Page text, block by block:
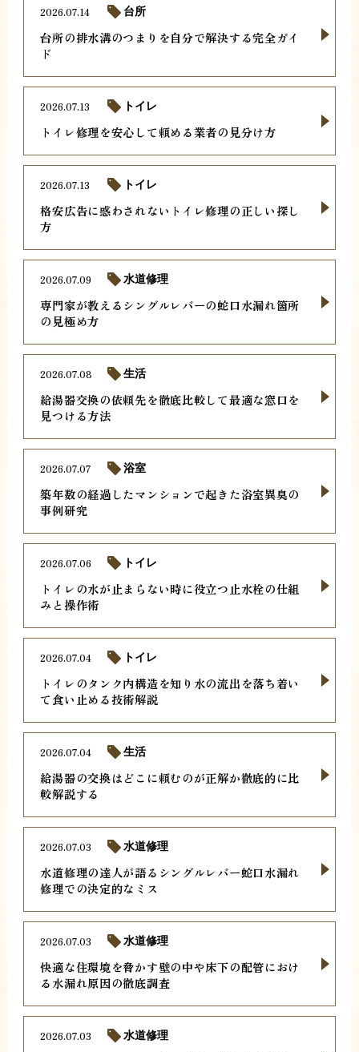
台所の排水溝のつまりを自分で解決する完全ガイ
ド
2026.07.14 台所
トイレ修理を安心して頼める業者の見分け方
2026.07.13 トイレ
格安広告に惑わされないトイレ修理の正しい探し
方
2026.07.13 トイレ
専門家が教えるシングルレバーの蛇口水漏れ箇所
の見極め方
2026.07.09 水道修理
給湯器交換の依頼先を徹底比較して最適な窓口を
見つける方法
2026.07.08 生活
築年数の経過したマンションで起きた浴室異臭の
事例研究
2026.07.07 浴室
トイレの水が止まらない時に役立つ止水栓の仕組
みと操作術
2026.07.06 トイレ
トイレのタンク内構造を知り水の流出を落ち着い
て食い止める技術解説
2026.07.04 トイレ
給湯器の交換はどこに頼むのが正解か徹底的に比
較解説する
2026.07.04 生活
水道修理の達人が語るシングルレバー蛇口水漏れ
修理での決定的なミス
2026.07.03 水道修理
快適な住環境を脅かす壁の中や床下の配管におけ
る水漏れ原因の徹底調査
2026.07.03 水道修理
2026.07.03 水道修理